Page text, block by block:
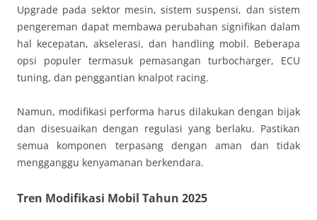
Upgrade pada sektor mesin, sistem suspensi, dan sistem
pengereman dapat membawa perubahan signifikan dalam
hal kecepatan, akselerasi, dan handling mobil. Beberapa
opsi populer termasuk pemasangan turbocharger, ECU
tuning, dan penggantian knalpot racing.
Namun, modifikasi performa harus dilakukan dengan bijak
dan disesuaikan dengan regulasi yang berlaku. Pastikan
semua komponen terpasang dengan aman dan tidak
mengganggu kenyamanan berkendara.
Tren Modifikasi Mobil Tahun 2025